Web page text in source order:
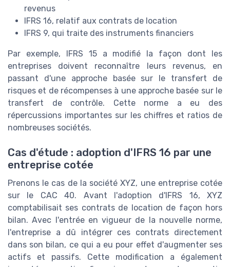
revenus
IFRS 16, relatif aux contrats de location
IFRS 9, qui traite des instruments financiers
Par exemple, IFRS 15 a modifié la façon dont les
entreprises doivent reconnaître leurs revenus, en
passant d'une approche basée sur le transfert de
risques et de récompenses à une approche basée sur le
transfert de contrôle. Cette norme a eu des
répercussions importantes sur les chiffres et ratios de
nombreuses sociétés.
Cas d'étude : adoption d'IFRS 16 par une
entreprise cotée
Prenons le cas de la société XYZ, une entreprise cotée
sur le CAC 40. Avant l'adoption d'IFRS 16, XYZ
comptabilisait ses contrats de location de façon hors
bilan. Avec l'entrée en vigueur de la nouvelle norme,
l'entreprise a dû intégrer ces contrats directement
dans son bilan, ce qui a eu pour effet d'augmenter ses
actifs et passifs. Cette modification a également